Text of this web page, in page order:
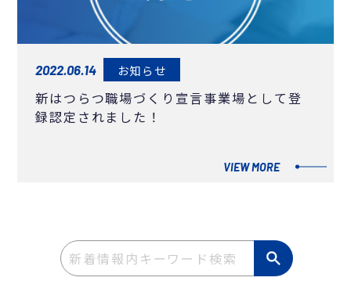
2022.06.14 お知らせ
新はつらつ職場づくり宣言事業場として登
録認定されました！
VIEW MORE